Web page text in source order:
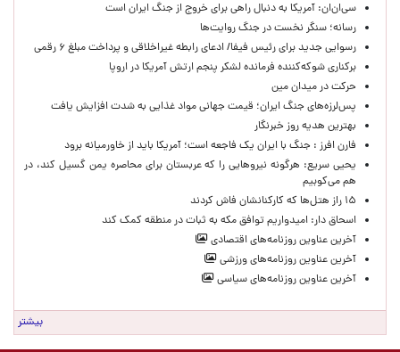
سی‌ان‌ان: آمریکا به دنبال راهی برای خروج از جنگ ایران است
رسانه؛ سنگر نخست در جنگ روایت‌ها
رسوایی جدید برای رئیس فیفا/ ادعای رابطه غیراخلاقی و پرداخت مبلغ ۶ رقمی
برکناری شوکه‌کننده فرمانده لشکر پنجم ارتش آمریکا در اروپا
حركت در ميدان مين
پس‌لرزه‌های جنگ ایران؛ قیمت جهانی مواد غذایی به شدت افزایش یافت
بهترین هدیه روز خبرنگار
فارن افرز : جنگ با ایران یک فاجعه است؛ آمریکا باید از خاورمیانه برود
یحیی سریع: هرگونه نیروهایی را که عربستان برای محاصره یمن گسیل کند، در
هم می‌کوبیم
۱۵ راز هتل‌ها که کارکنانشان فاش کردند
اسحاق دار: امیدواریم توافق مکه به ثبات در منطقه کمک کند
آخرین عناوین روزنامه‌های اقتصادی
آخرین عناوین روزنامه‌های ورزشی
آخرین عناوین روزنامه‌های سیاسی
بیشتر